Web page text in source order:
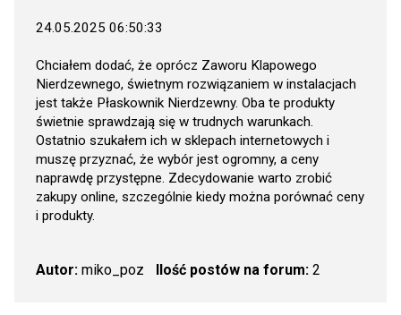
24.05.2025 06:50:33
Chciałem dodać, że oprócz Zaworu Klapowego
Nierdzewnego, świetnym rozwiązaniem w instalacjach
jest także Płaskownik Nierdzewny. Oba te produkty
świetnie sprawdzają się w trudnych warunkach.
Ostatnio szukałem ich w sklepach internetowych i
muszę przyznać, że wybór jest ogromny, a ceny
naprawdę przystępne. Zdecydowanie warto zrobić
zakupy online, szczególnie kiedy można porównać ceny
i produkty.
Autor: miko_poz Ilość postów na forum:2